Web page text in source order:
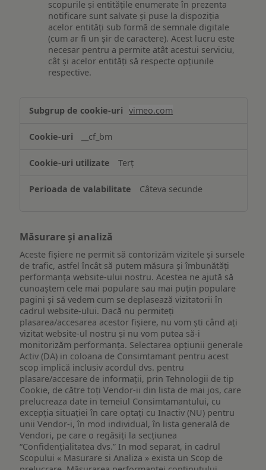
scopurile și entitățile enumerate în prezenta
notificare sunt salvate și puse la dispoziția
acelor entități sub formă de semnale digitale
(cum ar fi un șir de caractere). Acest lucru este
necesar pentru a permite atât acestui serviciu,
cât și acelor entități să respecte opțiunile
respective.
funcționalităților
ului
vimeo.com
__cf_bm
Terț
Câteva secunde
Măsurare și analiză
Aceste fișiere ne permit să contorizăm vizitele și sursele
de trafic, astfel încât să putem măsura și îmbunătăți
performanța website-ului nostru. Acestea ne ajută să
cunoaștem cele mai populare sau mai puțin populare
pagini și să vedem cum se deplasează vizitatorii în
cadrul website-ului. Dacă nu permiteți
plasarea/accesarea acestor fișiere, nu vom ști când ați
vizitat website-ul nostru și nu vom putea să-i
monitorizăm performanța. Selectarea opțiunii generale
Activ (DA) in coloana de Consimtamant pentru acest
scop implică inclusiv acordul dvs. pentru
plasare/accesare de informații, prin Tehnologii de tip
Cookie, de către toți Vendor-ii din lista de mai jos, care
prelucreaza date in temeiul Consimtamantului, cu
excepția situației în care optați cu Inactiv (NU) pentru
unii Vendor-i, în mod individual, în lista generală de
Vendori, pe care o regăsiți la secțiunea
“Confidențialitatea dvs.” In mod separat, in cadrul
Scopului « Masurare si Analiza » exista un Scop de